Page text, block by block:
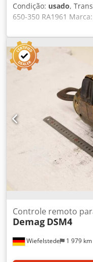
Condição: usado,
650-350 RA1961
Alimentos seguros
Altura de transporte
das mercadorias
Altura: 3300 mm
dos pés: 150 mm
500V Velocidade do
entrega: incluindo
de luz, caixa de
Opcionalmente
aconselhamento
contato conosco.
telefone ou e-mail.
planejar e
para ouvir de você.
Sonntag GmbH & Co.
intralogística
Wiefelstede 1 979 km
Controle remoto
Demag DSM4